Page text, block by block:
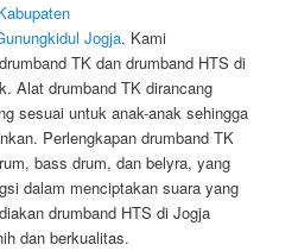
Jogja. Kami
TK dan drumband HTS di
Alat drumband TK dirancang
sesuai untuk anak-anak sehingga
Perlengkapan drumband TK
bass drum, dan belyra, yang
dalam menciptakan suara yang
drumband HTS di Jogja
dan berkualitas.